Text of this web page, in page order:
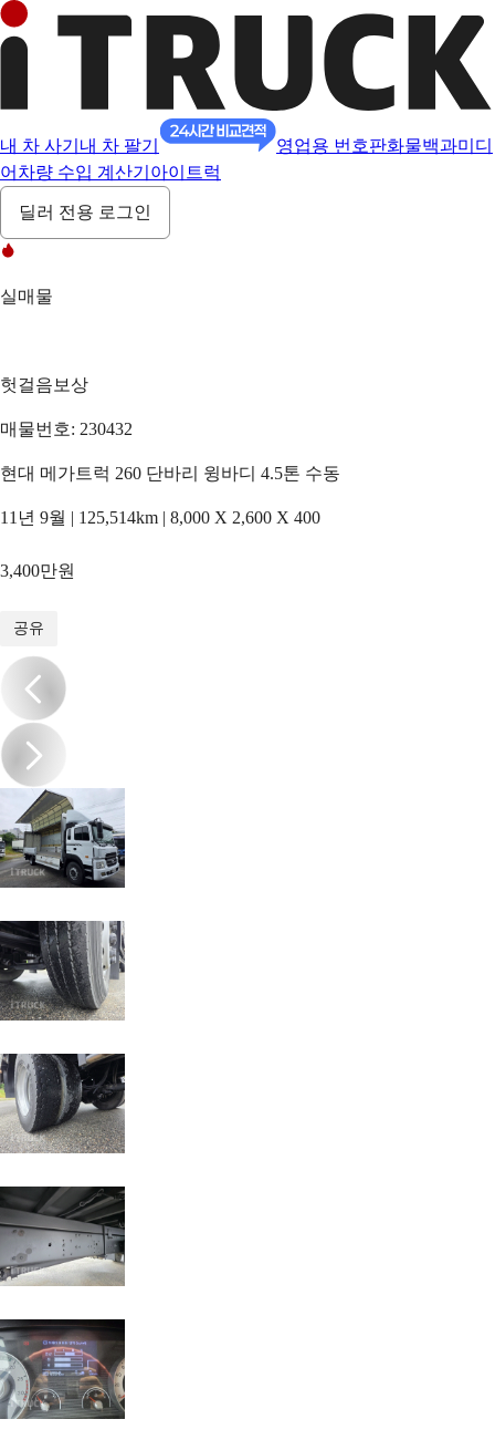
내 차 사기 내 차 팔기 영업용 번호판화물백과미디
어 차량 수입 계산기 아이트럭
딜러 전용 로그인
실매물
헛걸음보상
매물번호: 230432
현대 메가트럭 260 단바리 윙바디 4.5톤 수동
11년 9월 | 125,514km | 8,000 X 2,600 X 400
3,400만원
공유
/15